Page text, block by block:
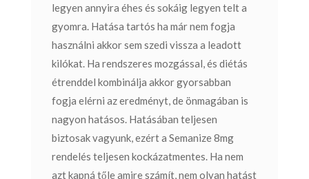
legyen annyira éhes és sokáig legyen telt a
gyomra. Hatása tartós ha már nem fogja
használni akkor sem szedi vissza a leadott
kilókat. Ha rendszeres mozgással, és diétás
étrenddel kombinálja akkor gyorsabban
fogja elérni az eredményt, de önmagában is
nagyon hatásos. Hatásában teljesen
biztosak vagyunk, ezért a Semanize 8mg
rendelés teljesen kockázatmentes. Ha nem
azt kapná tőle amire számít, nem olyan hatást